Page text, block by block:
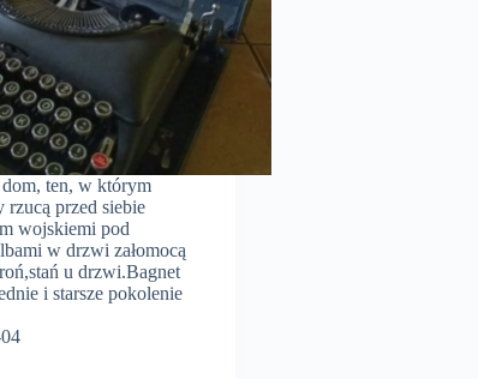
ten, w którym
rzucą przed siebie
wojskiemi pod
w drzwi załomocą
u drzwi.Bagnet
i starsze pokolenie